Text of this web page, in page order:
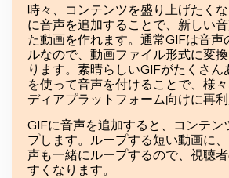
時々、コンテンツを盛り上げたく
に音声を追加することで、新しい
た動画を作れます。通常GIFは音声
ルなので、動画ファイル形式に変
ります。素晴らしいGIFがたくさ
を使って音声を付けることで、様
ディアプラットフォーム向けに再利
GIFに音声を追加すると、コンテン
プします。ループする短い動画に
声も一緒にループするので、視聴
すくなります。